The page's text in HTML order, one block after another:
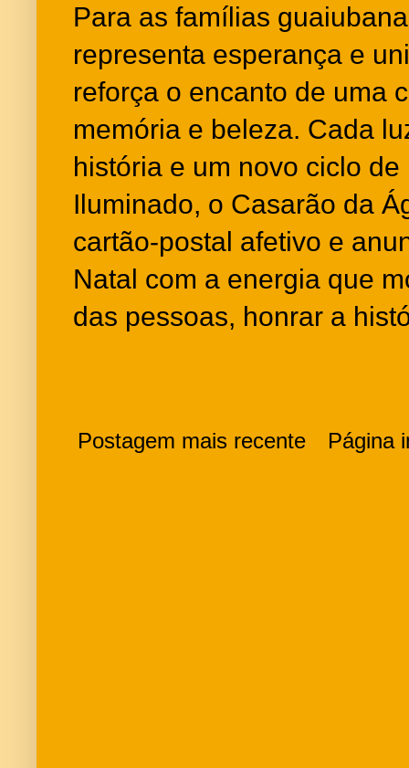
Para as famílias
representa esperança e
reforça o encanto de uma
memória e beleza. Cada
história e um novo ciclo
Iluminado, o Casarão da
cartão-postal afetivo e
Natal com a energia que
das pessoas, honrar a
Postagem mais recente Página